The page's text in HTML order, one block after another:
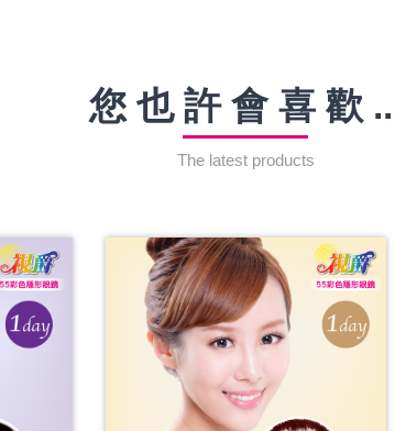
您 也 許 會 喜 歡
The latest products